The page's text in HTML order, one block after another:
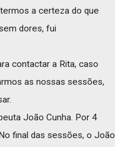
a certeza do que
dores, fui
contactar a Rita, caso
as nossas sessões,
João Cunha. Por 4
final das sessões, o João